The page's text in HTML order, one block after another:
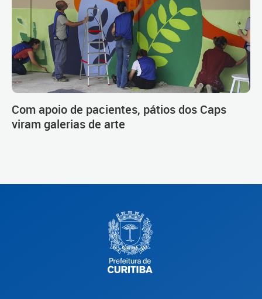
Com apoio de pacientes, pátios dos Caps
viram galerias de arte